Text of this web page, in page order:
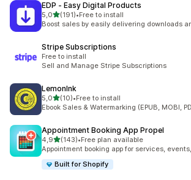
EDP ‑ Easy Digital Products
5,05 yıldız üzerinden
(191)
toplam 191 değerlendirme
•Free to install
Boost sales by easily delivering downloads
Stripe Subscriptions
Free to install
Sell and Manage Stripe Subscriptions
LemonInk
5,05 yıldız üzerinden
(10)
toplam 10 değerlendirme
•Free to install
Ebook Sales & Watermarking (EPUB, MOBI,
Appointment Booking App Propel
4,95 yıldız üzerinden
(143)
toplam 143 değerlendirme
•Free plan available
Appointment booking app for services,
Built for Shopify